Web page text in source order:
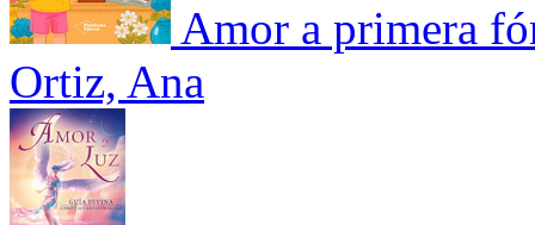
Amor a primera
Ortiz, Ana